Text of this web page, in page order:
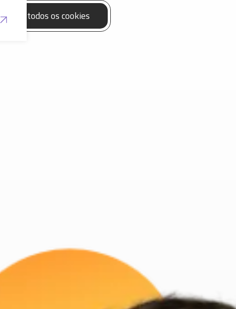
Aceitar todos os cookies